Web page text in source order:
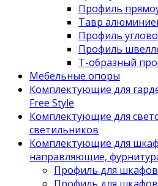
Профиль
Тавр
Профиль
Профиль
Т-образный
Мебельные опоры
Комплектующие для
Free Style
Комплектующие для
светильников
Комплектующие для
направляющие,
Профиль для